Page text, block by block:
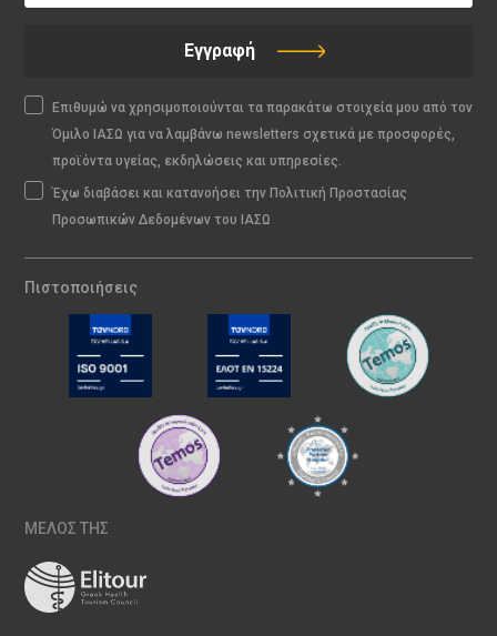
Εγγραφή
Επιθυμώ να χρησιμοποιούνται τα παρακάτω στοιχεία μου από τον
Όμιλο ΙΑΣΩ για να λαμβάνω newsletters σχετικά με προσφορές,
προϊόντα υγείας, εκδηλώσεις και υπηρεσίες.
Έχω διαβάσει και κατανοήσει την Πολιτική Προστασίας
Προσωπικών Δεδομένων του ΙΑΣΩ
Πιστοποιήσεις
ΜΕΛΟΣ ΤΗΣ